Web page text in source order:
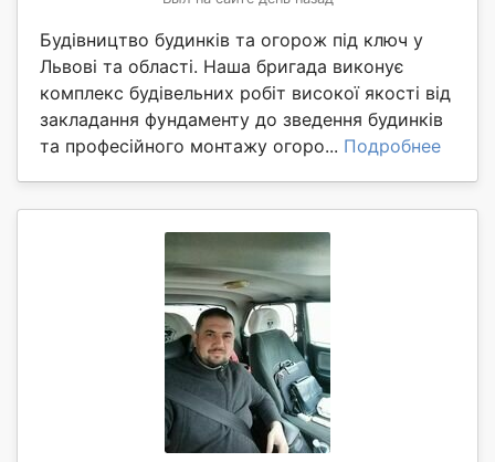
Будівництво будинків та огорож під ключ у
Львові та області. Наша бригада виконує
комплекс будівельних робіт високої якості від
закладання фундаменту до зведення будинків
та професійного монтажу огоро... Подробнее